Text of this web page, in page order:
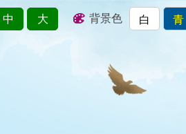
中 大 背景色 白 青